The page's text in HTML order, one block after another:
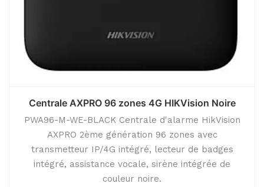
Centrale AXPRO 96 zones 4G HIKVision Noire
PWA96-M-WE-BLACK Centrale d'alarme HikVision
AXPRO 2ème génération 96 zones avec
transmetteur IP/4G intégré, lecteur de badges
intégré, assistance vocale, sirène intégrée de
couleur noire.